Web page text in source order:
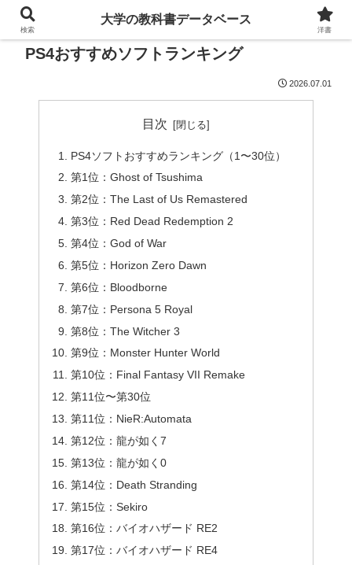
PS4おすすめソフトランキング
2026.07.01
目次
PS4ソフトおすすめランキング（1〜30位）
第1位：Ghost of Tsushima
第2位：The Last of Us Remastered
第3位：Red Dead Redemption 2
第4位：God of War
第5位：Horizon Zero Dawn
第6位：Bloodborne
第7位：Persona 5 Royal
第8位：The Witcher 3
第9位：Monster Hunter World
第10位：Final Fantasy VII Remake
第11位〜第30位
第11位：NieR:Automata
第12位：龍が如く7
第13位：龍が如く0
第14位：Death Stranding
第15位：Sekiro
第16位：バイオハザード RE2
第17位：バイオハザード RE4
検索
大学の教科書データベース
洋書